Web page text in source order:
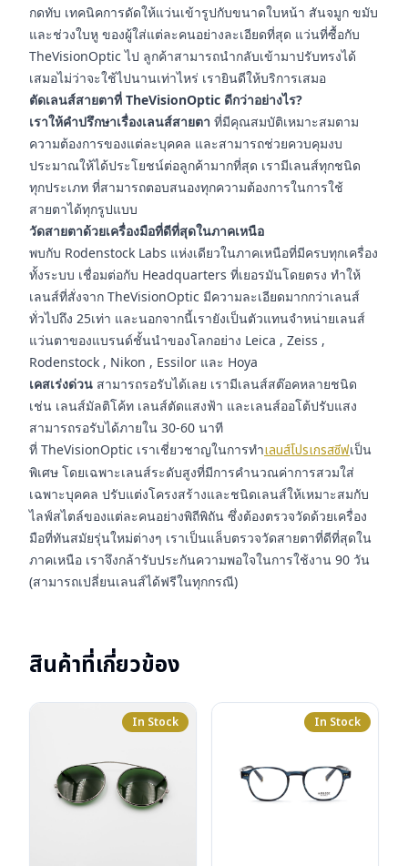
กดทับ เทคนิคการดัดให้แว่นเข้ารูปกับขนาดใบหน้า สันจมูก ขมับ
และช่วงใบหู ของผู้ใส่แต่ละคนอย่างละเอียดที่สุด แว่นที่ซื้อกับ
TheVisionOptic ไป ลูกค้าสามารถนำกลับเข้ามาปรับทรงได้
เสมอไม่ว่าจะใช้ไปนานเท่าไหร่ เรายินดีให้บริการเสมอ
ตัดเลนส์สายตาที่ TheVisionOptic ดีกว่าอย่างไร?
เราให้คำปรึกษาเรื่องเลนส์สายตา ที่มีคุณสมบัติเหมาะสมตาม
ความต้องการของแต่ละบุคคล และสามารถช่วยควบคุมงบ
ประมาณให้ได้ประโยชน์ต่อลูกค้ามากที่สุด เรามีเลนส์ทุกชนิด
ทุกประเภท ที่สามารถตอบสนองทุกความต้องการในการใช้
สายตาได้ทุกรูปแบบ
วัดสายตาด้วยเครื่องมือที่ดีที่สุดในภาคเหนือ
พบกับ Rodenstock Labs แห่งเดียวในภาคเหนือที่มีครบทุกเครื่อง
ทั้งระบบ เชื่อมต่อกับ Headquarters ที่เยอรมันโดยตรง ทำให้
เลนส์ที่สั่งจาก TheVisionOptic มีความละเอียดมากกว่าเลนส์
ทั่วไปถึง 25เท่า และนอกจากนี้เรายังเป็นตัวแทนจำหน่ายเลนส์
แว่นตาของแบรนด์ชั้นนำของโลกอย่าง Leica , Zeiss ,
Rodenstock , Nikon , Essilor และ Hoya
เคสเร่งด่วน สามารถรอรับได้เลย เรามีเลนส์สต๊อคหลายชนิด
เช่น เลนส์มัลติโค้ท เลนส์ตัดแสงฟ้า และเลนส์ออโต้ปรับแสง
สามารถรอรับได้ภายใน 30-60 นาที
ที่ TheVisionOptic เราเชี่ยวชาญในการทำเลนส์โปรเกรสซีฟเป็น
พิเศษ โดยเฉพาะเลนส์ระดับสูงที่มีการคำนวณค่าการสวมใส่
เฉพาะบุคคล ปรับแต่งโครงสร้างและชนิดเลนส์ให้เหมาะสมกับ
ไลฟ์สไตล์ของแต่ละคนอย่างพิถีพิถัน ซึ่งต้องตรวจวัดด้วยเครื่อง
มือที่ทันสมัยรุ่นใหม่ต่างๆ เราเป็นแล็บตรวจวัดสายตาที่ดีที่สุดใน
ภาคเหนือ เราจึงกล้ารับประกันความพอใจในการใช้งาน 90 วัน
(สามารถเปลี่ยนเลนส์ได้ฟรีในทุกกรณี)
สินค้าที่เกี่ยวข้อง
In Stock In Stock